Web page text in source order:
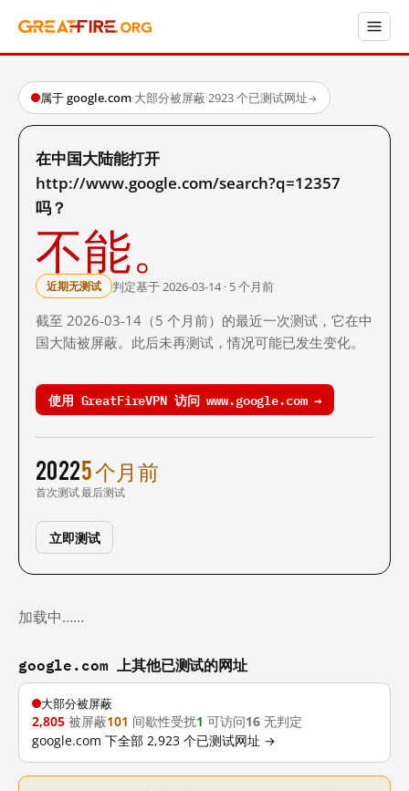
属于 google.com·大部分被屏蔽·2923 个已测试网址→
在中国大陆能打开
http://www.google.com/search?q=12357
吗？
不能。
近期无测试 判定基于 2026-03-14 · 5 个月前
截至 2026-03-14（5 个月前）的最近一次测试，它在中
国大陆被屏蔽。此后未再测试，情况可能已发生变化。
使用 GreatFireVPN 访问 www.google.com →
2022
首次测试
5 个月前
最后测试
立即测试
加载中……
google.com 上其他已测试的网址
大部分被屏蔽
2,805 被屏蔽101 间歇性受扰1 可访问16 无判定
google.com 下全部 2,923 个已测试网址 →